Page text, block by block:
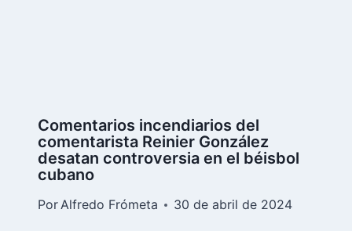
Comentarios incendiarios del
comentarista Reinier González
desatan controversia en el béisbol
cubano
PorAlfredo Frómeta 30 de abril de 2024